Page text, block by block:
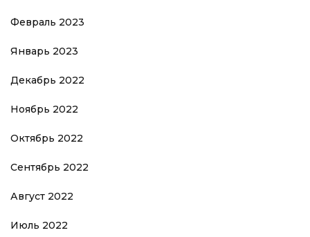
Февраль 2023
Январь 2023
Декабрь 2022
Ноябрь 2022
Октябрь 2022
Сентябрь 2022
Август 2022
Июль 2022